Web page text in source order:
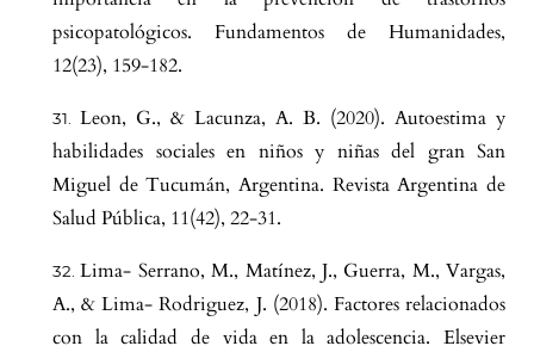
psicopatológicos. Fundamentos de Humanidades,
12(23), 159-182.
Leon, G., & Lacunza, A. B. (2020). Autoestima y
habilidades sociales en niños y niñas del gran San
Miguel de Tucumán, Argentina. Revista Argentina de
Salud Pública, 11(42), 22-31.
Lima- Serrano, M., Matínez, J., Guerra, M., Vargas,
A., & Lima- Rodriguez, J. (2018). Factores relacionados
con la calidad de vida en la adolescencia. Elsevier